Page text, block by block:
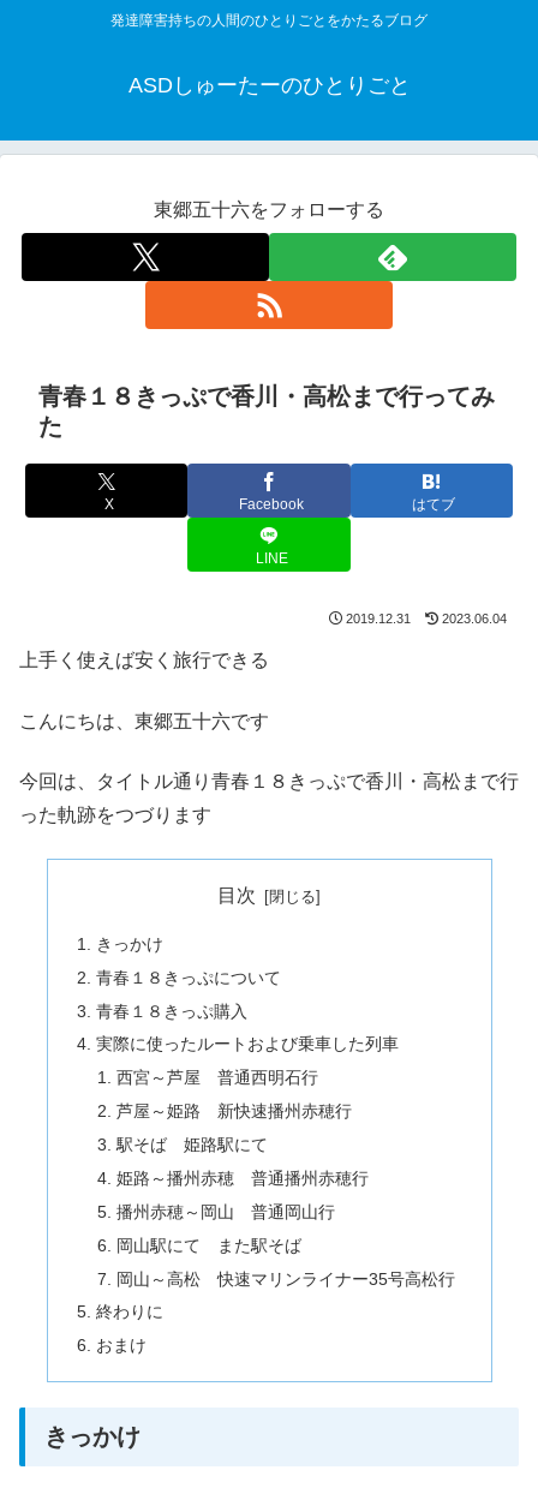
発達障害持ちの人間のひとりごとをかたるブログ
ASDしゅーたーのひとりごと
東郷五十六をフォローする
青春１８きっぷで香川・高松まで行ってみ
た
X Facebook はてブ
LINE
2019.12.31 2023.06.04
上手く使えば安く旅行できる
こんにちは、東郷五十六です
今回は、タイトル通り青春１８きっぷで香川・高松まで行
った軌跡をつづります
目次
きっかけ
青春１８きっぷについて
青春１８きっぷ購入
実際に使ったルートおよび乗車した列車
西宮～芦屋 普通西明石行
芦屋～姫路 新快速播州赤穂行
駅そば 姫路駅にて
姫路～播州赤穂 普通播州赤穂行
播州赤穂～岡山 普通岡山行
岡山駅にて また駅そば
岡山～高松 快速マリンライナー35号高松行
終わりに
おまけ
きっかけ